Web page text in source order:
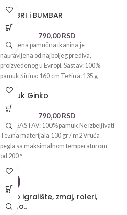
KOLIBRI i BUMBAR
790,00RSD
Ponuđena pamučna tkanina je
napravljena od najboljeg prediva,
proizvedenog u Evropi. Sastav: 100%
pamuk Širina: 160 cm Težina: 135 g
Pamuk Ginko
790,00RSD
OPIS: SASTAV: 100% pamuk Ne izbeljivati
Težina materijala 130 gr / m2 Vruća
pegla sa maksimalnom temperaturom
od 200 °
Retro igralište, zmaj, roleri,
biciklo..